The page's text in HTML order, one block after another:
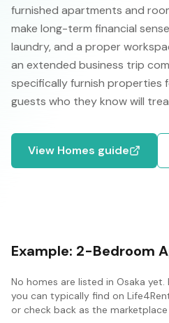
furnished apartments and
make long-term financial
laundry, and a proper
an extended business trip
specifically furnish properties
guests who they know will
View Homes guide
Example: 2-Bedroom
No homes are listed in Osaka yet.
you can typically find on
or check back as the marketplace